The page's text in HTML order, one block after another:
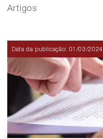
Artigos
Data da publicação: 01/03/2024